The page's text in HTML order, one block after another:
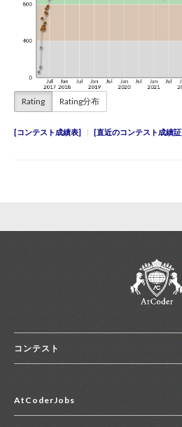
Rating Rating分布
コンテスト成績表 直近のコンテスト成績証
コンテスト
コンテスト一覧
AtCoderJobs